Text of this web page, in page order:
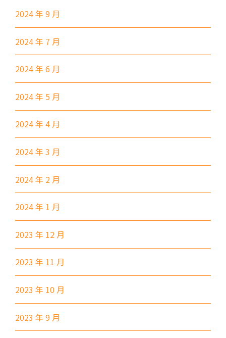
保姆車1
前往方法
葵興分校
港鐵
巴士
30, 31M, 32M, 33A, 34, 36A,
40X, 43, 43A, 44M, 46X, 47X,
67M, 68A, 69M, 69P, 235M,
269M, 930, 935, A31, E32
小巴
保姆車1
梨木樹, 石蔭 葵涌邨, 葵景
前往方法
葵景分校
2024 年 9 月
2024 年 7 月
2024 年 6 月
2024 年 5 月
2024 年 4 月
2024 年 3 月
2024 年 2 月
2024 年 1 月
2023 年 12 月
2023 年 11 月
2023 年 10 月
2023 年 9 月